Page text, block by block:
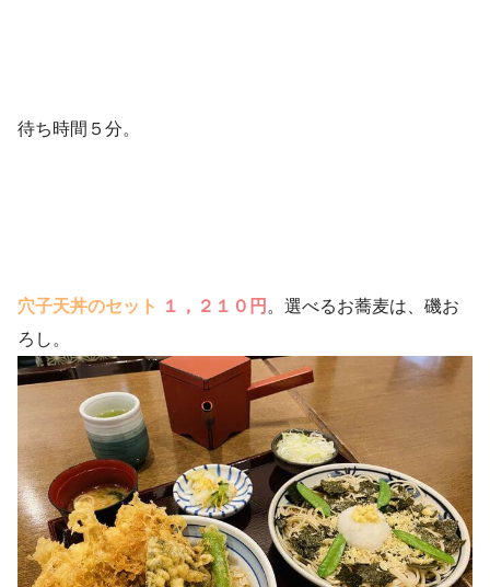
待ち時間５分。
穴子天丼のセット １，２１０円 。選べるお蕎麦は、磯お
ろし。